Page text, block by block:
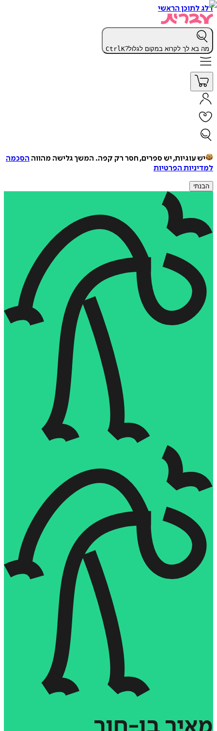
דלג לתוכן הראשי
מה בא לך לקרוא במקום לגלול? CtrlK
יש עוגיות, יש ספרים, חסר רק קפה. המשך גלישה מהווה הסכמה
למדיניות הפרטיות
הבנתי